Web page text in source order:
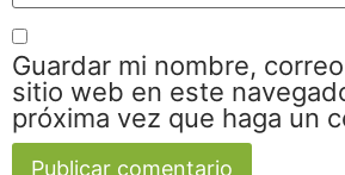
Guardar mi nombre,
sitio web en este
próxima vez que haga un